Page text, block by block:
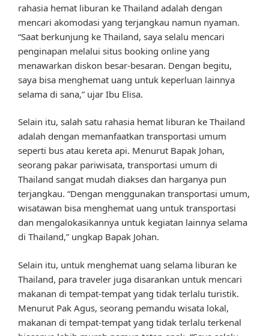
rahasia hemat liburan ke Thailand adalah dengan
mencari akomodasi yang terjangkau namun nyaman.
“Saat berkunjung ke Thailand, saya selalu mencari
penginapan melalui situs booking online yang
menawarkan diskon besar-besaran. Dengan begitu,
saya bisa menghemat uang untuk keperluan lainnya
selama di sana,” ujar Ibu Elisa.
Selain itu, salah satu rahasia hemat liburan ke Thailand
adalah dengan memanfaatkan transportasi umum
seperti bus atau kereta api. Menurut Bapak Johan,
seorang pakar pariwisata, transportasi umum di
Thailand sangat mudah diakses dan harganya pun
terjangkau. “Dengan menggunakan transportasi umum,
wisatawan bisa menghemat uang untuk transportasi
dan mengalokasikannya untuk kegiatan lainnya selama
di Thailand,” ungkap Bapak Johan.
Selain itu, untuk menghemat uang selama liburan ke
Thailand, para traveler juga disarankan untuk mencari
makanan di tempat-tempat yang tidak terlalu turistik.
Menurut Pak Agus, seorang pemandu wisata lokal,
makanan di tempat-tempat yang tidak terlalu terkenal